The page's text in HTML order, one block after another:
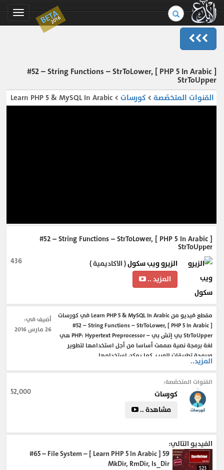
BETA
2016
بحث
في
الموسوعة..
[ PHP 5 In Arabic ] #52 – String Functions – StrToLower,
StrToUpper
القنوات المتخصّصة > كورسات > Learn PHP 5 & MySQL In Arabic
[ PHP 5 In Arabic ] #52 – String Functions – StrToLower,
StrToUpper
436 الزيرو ويب سكول( الاكاديمية )
المزيد ..
أضيف في:
26 مارس 2016
مقطع فيديو من Learn PHP 5 & MySQL In Arabic في كورسات
[ PHP 5 In Arabic ] #52 – String Functions – StrToLower,
StrToUpper بي إتش بي – PHP: Hypertext Preprocessor هي
لغة برمجة نصية صممت أساسا من أجل استخدامها لتطوير
وبرمجة تطبيقات الويب. كما يمكن استخدامها
Learn PHP 5 & MySQL From Scratch In Arabic
#ubuntu_php5_mysql
#php5_mysql_connect #php5_mysql_tutorial
#insert_arabic_in_mysql_php
#how_to_insert_arabic_text_in_mysql_database
#retrieve_arabic_data_from_mysql_using_php
المزيد..
القنوات المتخصّصة:
52,000
كورسات
مشاهدة ..
الفيديو التالي:
59
[ Learn PHP 5 In Arabic ] #65 – File System –
MkDir, RmDir, Is_Dir